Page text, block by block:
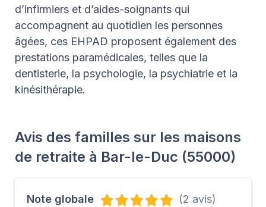
d’infirmiers et d’aides-soignants qui
accompagnent au quotidien les personnes
âgées, ces EHPAD proposent également des
prestations paramédicales, telles que la
dentisterie, la psychologie, la psychiatrie et la
kinésithérapie.
Avis des familles sur les maisons
de retraite à Bar-le-Duc (55000)
Note globale (2 avis)